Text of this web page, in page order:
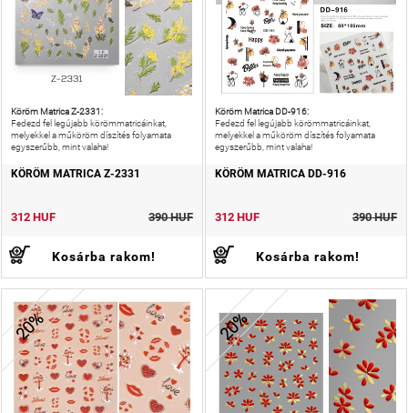
Köröm Matrica Z-2331:
Fedezd fel legújabb körömmatricáinkat,
melyekkel a műköröm díszítés folyamata
egyszerűbb, mint valaha!
KÖRÖM MATRICA Z-2331
312 HUF 390 HUF
Kosárba rakom!
Köröm Matrica DD-916:
Fedezd fel legújabb körömmatricáinkat,
melyekkel a műköröm díszítés folyamata
egyszerűbb, mint valaha!
KÖRÖM MATRICA DD-916
312 HUF 390 HUF
Kosárba rakom!
20% 20%